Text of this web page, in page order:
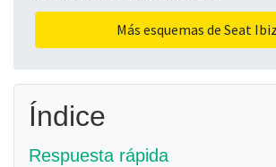
Más esquemas de Seat
Índice
Respuesta rápida